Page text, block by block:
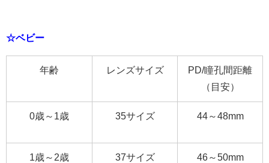
☆ベビー
年齢 レンズサイズ
PD/瞳孔間距離
（目安）
0歳～1歳 35サイズ 44～48mm
1歳～2歳 37サイズ 46～50mm